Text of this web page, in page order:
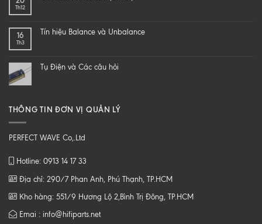
loa
Z
CHẤT
Th12
16
Th3
Tín hiệu Balance và Unbalance
Tụ Điện và Các câu hỏi
THÔNG TIN ĐƠN VỊ QUẢN LÝ
PERFECT WAVE Co,.Ltd
Hotline: 0913 14 17 33
Địa chỉ: 290/7 Phan Anh, Phú Thạnh, TP.HCM
Kho hàng: 551/9 Hương Lộ 2,Bình Trị Đông, TP.HCM
Emai : info@hifiparts.net